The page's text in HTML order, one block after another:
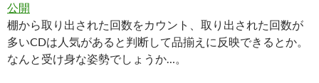
公開
棚から取り出された回数をカウント、取り出された回数が
多いCDは人気があると判断して品揃えに反映できるとか。
なんと受け身な姿勢でしょうか…。